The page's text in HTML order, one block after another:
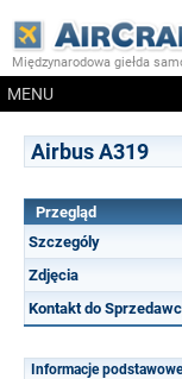
Międzynarodowa giełda
MENU
Airbus A319
Przegląd
Szczególy
Zdjęcia
Kontakt do
Informacje podstawowe